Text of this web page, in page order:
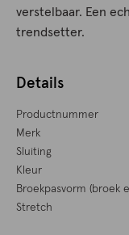
verstelbaar. Een
trendsetter.
Details
Productnummer
Merk
Sluiting
Kleur
Broekpasvorm (broek
Stretch